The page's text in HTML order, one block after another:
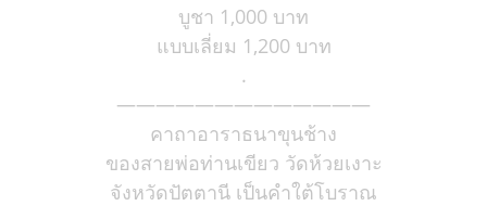
บูชา 1,000 บาท
แบบเลี่ยม 1,200 บาท
.
—————————————
คาถาอาราธนาขุนช้าง
ของสายพ่อท่านเขียว วัดห้วยเงาะ
จังหวัดปัตตานี เป็นคำใต้โบราณ